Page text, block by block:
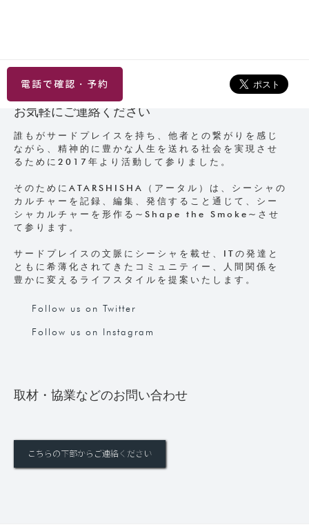
電話で確認・予約
お気軽にご連絡ください
誰もがサードプレイスを持ち、他者との繋がりを感じ
ながら、精神的に豊かな人生を送れる社会を実現させ
るために2017年より活動して参りました。
そのためにATARSHISHA（アータル）は、シーシャの
カルチャーを記録、編集、発信すること通じて、シー
シャカルチャーを形作る~Shape the Smoke~させ
て参ります。
サードプレイスの文脈にシーシャを載せ、ITの発達と
ともに希薄化されてきたコミュニティー、人間関係を
豊かに変えるライフスタイルを提案いたします。
Follow us on Twitter
Follow us on Instagram
取材・協業などのお問い合わせ
こちらの下部からご連絡ください